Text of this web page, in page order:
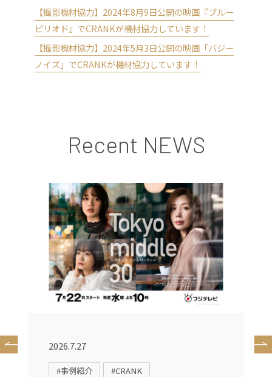
【撮影機材協力】2024年8月9日公開の映画『ブルー
ピリオド』でCRANKが機材協力しています！
【撮影機材協力】2024年5月3日公開の映画「バジー
ノイズ」でCRANKが機材協力しています！
Recent NEWS
2026.7.27
#事例紹介 #CRANK